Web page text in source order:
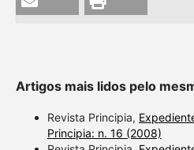
Artigos mais lidos pelo
Revista Principia,
Principia: n. 16 (2008)